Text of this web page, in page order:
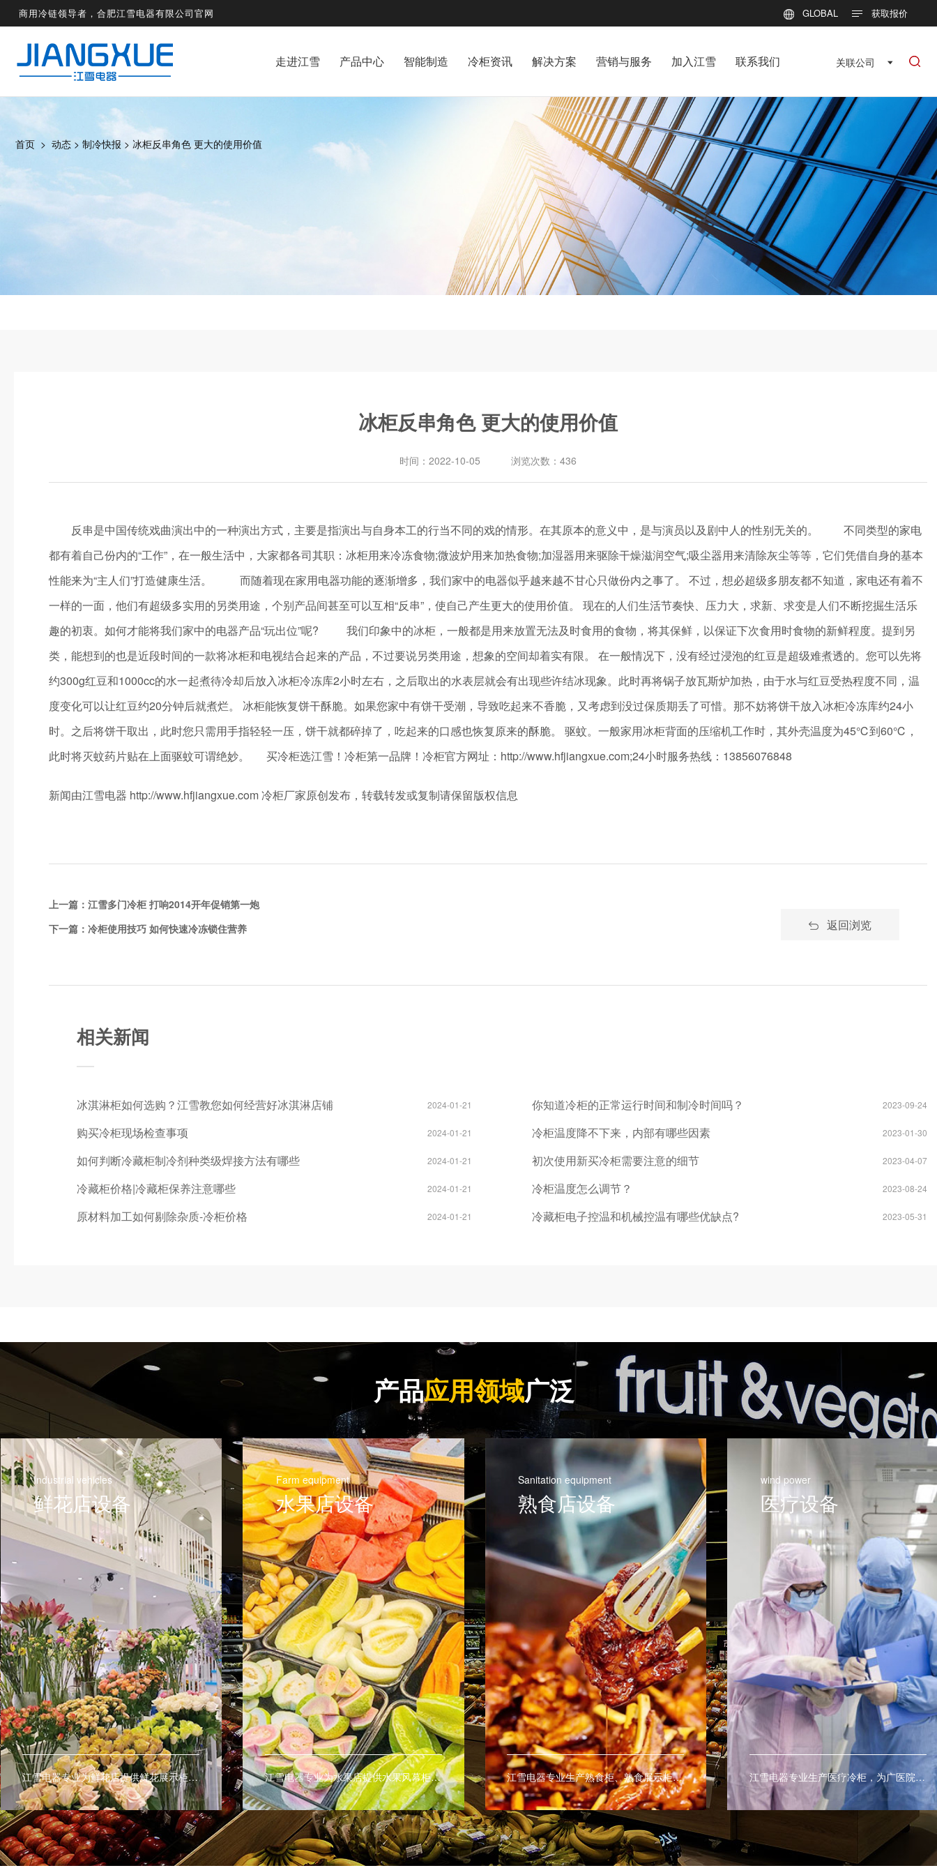
商用冷链领导者，合肥江雪电器有限公司官网 GLOBAL 获取报价
走进江雪 产品中心 智能制造 冷柜资讯 解决方案 营销与服务 加入江雪 联系我们 关联公司 
首页 > 动态 > 制冷快报 > 冰柜反串角色 更大的使用价值
冰柜反串角色 更大的使用价值
时间： 2022-10-05 浏览次数： 436
反串是中国传统戏曲演出中的一种演出方式，主要是指演出与自身本工的行当不同的戏的情形。在其原本的意义中，是与演员以及剧中人的性别无关的。 不同类型的家电
都有着自己份内的“工作”，在一般生活中，大家都各司其职：冰柜用来冷冻食物;微波炉用来加热食物;加湿器用来驱除干燥滋润空气;吸尘器用来清除灰尘等等，它们凭借自身的基本
性能来为“主人们”打造健康生活。 而随着现在家用电器功能的逐渐增多，我们家中的电器似乎越来越不甘心只做份内之事了。 不过，想必超级多朋友都不知道，家电还有着不
一样的一面，他们有超级多实用的另类用途，个别产品间甚至可以互相“反串”，使自己产生更大的使用价值。 现在的人们生活节奏快、压力大，求新、求变是人们不断挖掘生活乐
趣的初衷。如何才能将我们家中的电器产品“玩出位”呢? 我们印象中的冰柜，一般都是用来放置无法及时食用的食物，将其保鲜，以保证下次食用时食物的新鲜程度。提到另
类，能想到的也是近段时间的一款将冰柜和电视结合起来的产品，不过要说另类用途，想象的空间却着实有限。 在一般情况下，没有经过浸泡的红豆是超级难煮透的。您可以先将
约300g红豆和1000cc的水一起煮待冷却后放入冰柜冷冻库2小时左右，之后取出的水表层就会有出现些许结冰现象。此时再将锅子放瓦斯炉加热，由于水与红豆受热程度不同，温
度变化可以让红豆约20分钟后就煮烂。 冰柜能恢复饼干酥脆。如果您家中有饼干受潮，导致吃起来不香脆，又考虑到没过保质期丢了可惜。那不妨将饼干放入冰柜冷冻库约24小
时。之后将饼干取出，此时您只需用手指轻轻一压，饼干就都碎掉了，吃起来的口感也恢复原来的酥脆。 驱蚊。一般家用冰柜背面的压缩机工作时，其外壳温度为45℃到60℃，
此时将灭蚊药片贴在上面驱蚊可谓绝妙。 买冷柜选江雪！冷柜第一品牌！冷柜官方网址：http://www.hfjiangxue.com;24小时服务热线：13856076848
新闻由江雪电器 http://www.hfjiangxue.com 冷柜厂家原创发布，转载转发或复制请保留版权信息
上一篇： 江雪多门冷柜 打响2014开年促销第一炮
下一篇： 冷柜使用技巧 如何快速冷冻锁住营养 返回浏览
相关新闻
你知道冷柜的正常运行时间和制冷时间吗？ 2023-09-24
冷柜温度降不下来，内部有哪些因素 2023-01-30
初次使用新买冷柜需要注意的细节 2023-04-07
冷柜温度怎么调节？ 2023-08-24
冷藏柜电子控温和机械控温有哪些优缺点? 2023-05-31
冰淇淋柜如何选购？江雪教您如何经营好冰淇淋店铺 2024-01-21
购买冷柜现场检查事项 2024-01-21
如何判断冷藏柜制冷剂种类级焊接方法有哪些 2024-01-21
冷藏柜价格|冷藏柜保养注意哪些 2024-01-21
原材料加工如何剔除杂质-冷柜价格 2024-01-21
产品应用领域广泛
Industrial vehicles
鲜花店设备
江雪电器专业为鲜花店提供鲜花展示柜、鲜花保鲜柜、鲜花陈列柜让鲜花保鲜更持久。
Farm equipment
水果店设备
江雪电器专业为水果店提供水果风幕柜、水果保鲜柜、水果展示柜等商用制冷保鲜设备，让您的水果更持久的保鲜。
Sanitation equipment
熟食店设备
江雪电器专业生产熟食柜、熟食展示柜、熟食保鲜柜、热柜、等商用熟食设备。
wind power
医疗设备
江雪电器专业生产医疗冷柜，为广医院及医疗室提供药品及血液的最佳保存环境。